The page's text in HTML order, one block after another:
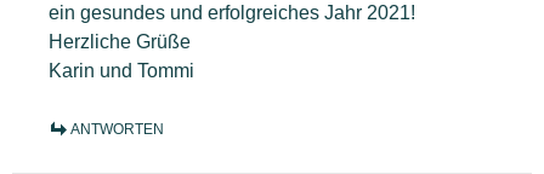
ein gesundes und erfolgreiches Jahr 2021!
Herzliche Grüße
Karin und Tommi
ANTWORTEN